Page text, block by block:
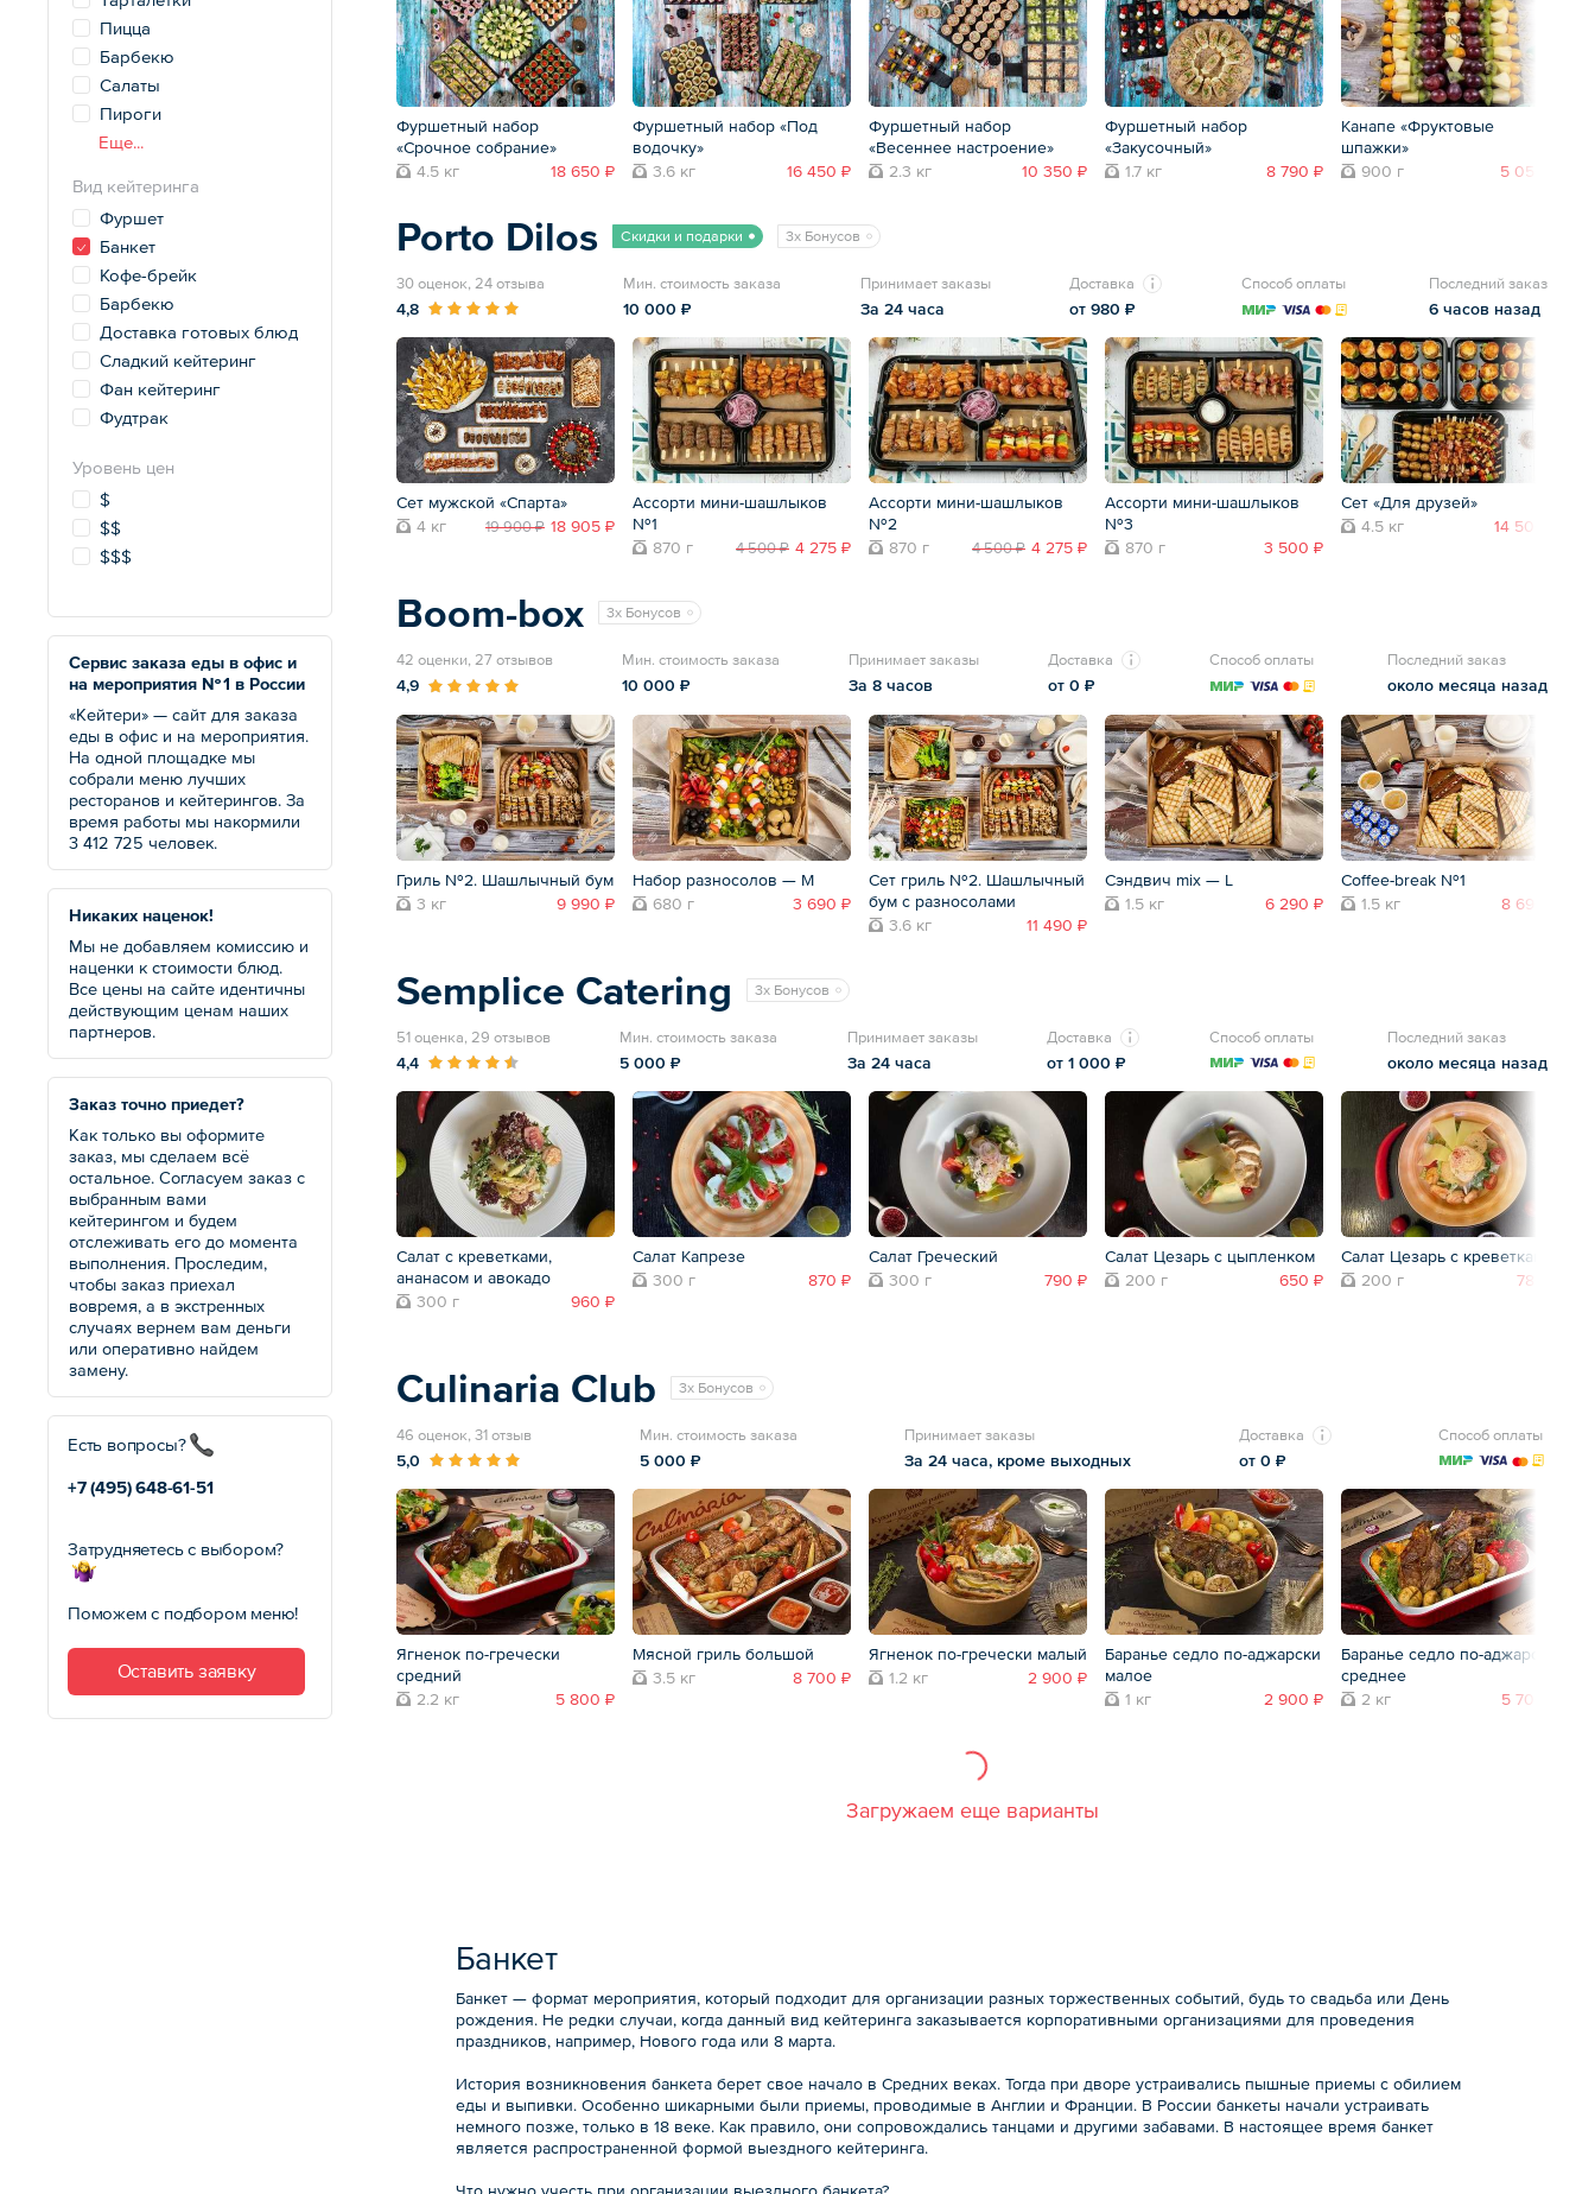
Пицца
Барбекю
Салаты
Пироги
Еще...
Вид кейтеринга
Фуршет
Банкет
Кофе-брейк
Барбекю
Доставка готовых блюд
Сладкий кейтеринг
Фан кейтеринг
Фудтрак
Уровень цен
$
$$
$$$
Сервис заказа еды в офис и
на мероприятия № 1 в России
«Кейтери» — сайт для заказа
еды в офис и на мероприятия.
На одной площадке мы
собрали меню лучших
ресторанов и кейтерингов. За
время работы мы накормили
3 412 725 человек.
Никаких наценок!
Мы не добавляем комиссию и
наценки к стоимости блюд.
Все цены на сайте идентичны
действующим ценам наших
партнеров.
Заказ точно приедет?
Как только вы оформите
заказ, мы сделаем всё
остальное. Согласуем заказ с
выбранным вами
кейтерингом и будем
отслеживать его до момента
выполнения. Проследим,
чтобы заказ приехал
вовремя, а в экстренных
случаях вернем вам деньги
или оперативно найдем
замену.
Есть вопросы?
+7 (495) 648-61-51
Затрудняетесь с выбором?
Поможем с подбором меню!
Оставить заявку
Фуршетный набор
«Срочное собрание»
4.5 кг
18 650 ₽
Фуршетный набор «Под
водочку»
3.6 кг
16 450 ₽
Фуршетный набор
«Весеннее настроение»
2.3 кг
10 350 ₽
Фуршетный набор
«Закусочный»
1.7 кг
8 790 ₽
Канапе «Фруктовые
шпажки»
900 г
5 050 ₽
Porto Dilos Скидки и подарки 3x Бонусов
30 оценок, 24 отзыва
4,8
Мин. стоимость заказа
10 000 ₽
Принимает заказы
За 24 часа
Доставка
от 980 ₽
Способ оплаты Последний заказ
6 часов назад
Сет мужской «Спарта»
4 кг
19 900 ₽ 18 905 ₽
Ассорти мини-шашлыков
№1
870 г
4 500 ₽ 4 275 ₽
Ассорти мини-шашлыков
№2
870 г
4 500 ₽ 4 275 ₽
Ассорти мини-шашлыков
№3
870 г
3 500 ₽
Сет «Для друзей»
4.5 кг
14 500 ₽
Boom-box 3x Бонусов
42 оценки, 27 отзывов
4,9
Мин. стоимость заказа
10 000 ₽
Принимает заказы
За 8 часов
Доставка
от 0 ₽
Способ оплаты Последний заказ
около месяца назад
Гриль №2. Шашлычный бум
3 кг
9 990 ₽
Набор разносолов — M
680 г
3 690 ₽
Сет гриль №2. Шашлычный
бум с разносолами
3.6 кг
11 490 ₽
Сэндвич mix — L
1.5 кг
6 290 ₽
Coffee-break №1
1.5 кг
8 690 ₽
Semplice Catering 3x Бонусов
51 оценка, 29 отзывов
4,4
Мин. стоимость заказа
5 000 ₽
Принимает заказы
За 24 часа
Доставка
от 1 000 ₽
Способ оплаты Последний заказ
около месяца назад
Салат с креветками,
ананасом и авокадо
300 г
960 ₽
Салат Капрезе
300 г
870 ₽
Салат Греческий
300 г
790 ₽
Салат Цезарь с цыпленком
200 г
650 ₽
Салат Цезарь с креветками
200 г
780 ₽
Culinaria Club 3x Бонусов
46 оценок, 31 отзыв
5,0
Мин. стоимость заказа
5 000 ₽
Принимает заказы
За 24 часа, кроме выходных
Доставка
от 0 ₽
Способ оплаты
Ягненок по-гречески
средний
2.2 кг
5 800 ₽
Мясной гриль большой
3.5 кг
8 700 ₽
Ягненок по-гречески малый
1.2 кг
2 900 ₽
Баранье седло по-аджарски
малое
1 кг
2 900 ₽
Баранье седло по-аджарски
среднее
2 кг
5 700 ₽
Загружаем еще варианты
Банкет
Банкет — формат мероприятия, который подходит для организации разных торжественных событий, будь то свадьба или День
рождения. Не редки случаи, когда данный вид кейтеринга заказывается корпоративными организациями для проведения
праздников, например, Нового года или 8 марта.
История возникновения банкета берет свое начало в Средних веках. Тогда при дворе устраивались пышные приемы с обилием
еды и выпивки. Особенно шикарными были приемы, проводимые в Англии и Франции. В России банкеты начали устраивать
немного позже, только в 18 веке. Как правило, они сопровождались танцами и другими забавами. В настоящее время банкет
является распространенной формой выездного кейтеринга.
Что нужно учесть при организации выездного банкета?